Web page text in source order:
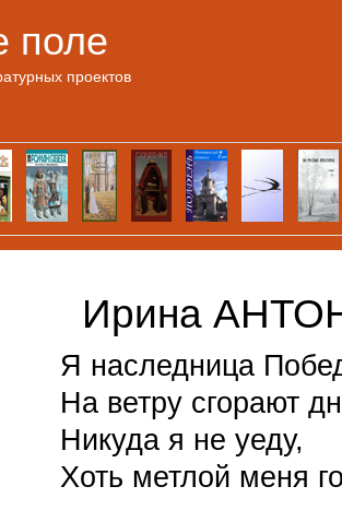
поле
проектов
Ирина
Я наследница
На ветру сгорают
Никуда я не уеду,
Хоть метлой меня